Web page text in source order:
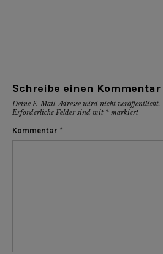
Schreibe einen Kommentar
Deine E-Mail-Adresse wird nicht veröffentlicht.
Erforderliche Felder sind mit * markiert
Kommentar *